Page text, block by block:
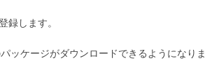
録します。
ッケージがダウンロードできるようになりま